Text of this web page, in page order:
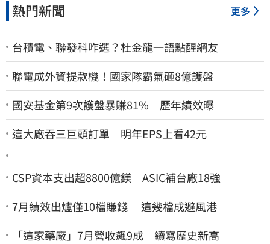
熱門新聞 更多
台積電、聯發科咋選？杜金龍一語點醒網友
聯電成外資提款機！國家隊霸氣砸8億護盤
國安基金第9次護盤暴賺81% 歷年績效曝
這大廠吞三巨頭訂單 明年EPS上看42元
CSP資本支出超8800億鎂 ASIC補台廠18強
7月績效出爐僅10檔賺錢 這幾檔成避風港
「這家藥廠」7月營收飆9成 續寫歷史新高